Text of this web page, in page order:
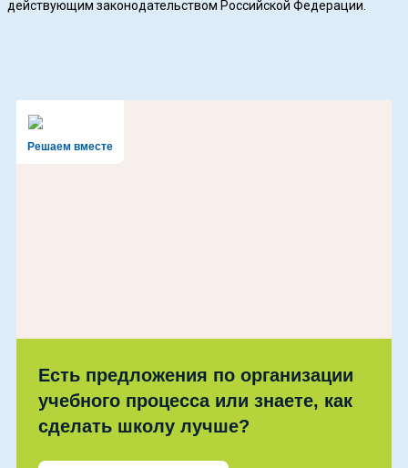
действующим законодательством Российской Федерации.
Решаем вместе
Есть предложения по организации
учебного процесса или знаете, как
сделать школу лучше?